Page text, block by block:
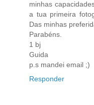
minhas
a tua primeira
Das minhas
Parabéns.
1 bj
Guida
p.s mandei email ;)
Responder